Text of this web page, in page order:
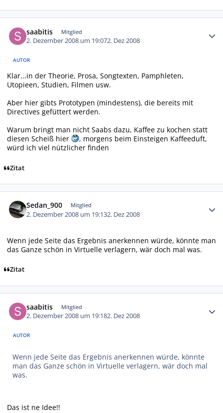
saabitis Mitglied
2. Dezember 2008 um 19:072. Dez 2008
AUTOR
Klar...in der Theorie, Prosa, Songtexten, Pamphleten,
Utopieen, Studien, Filmen usw.
Aber hier gibts Prototypen (mindestens), die bereits mit
Directives gefüttert werden.
Warum bringt man nicht Saabs dazu, Kaffee zu kochen statt
diesen Scheiß hier
, morgens beim Einsteigen Kaffeeduft,
würd ich viel nützlicher finden
Zitat
Sedan_900 Mitglied
2. Dezember 2008 um 19:132. Dez 2008
Wenn jede Seite das Ergebnis anerkennen würde, könnte man
das Ganze schön in Virtuelle verlagern, wär doch mal was.
Zitat
saabitis Mitglied
2. Dezember 2008 um 19:182. Dez 2008
AUTOR
Wenn jede Seite das Ergebnis anerkennen würde, könnte
man das Ganze schön in Virtuelle verlagern, wär doch mal
was.
Das ist ne Idee!!